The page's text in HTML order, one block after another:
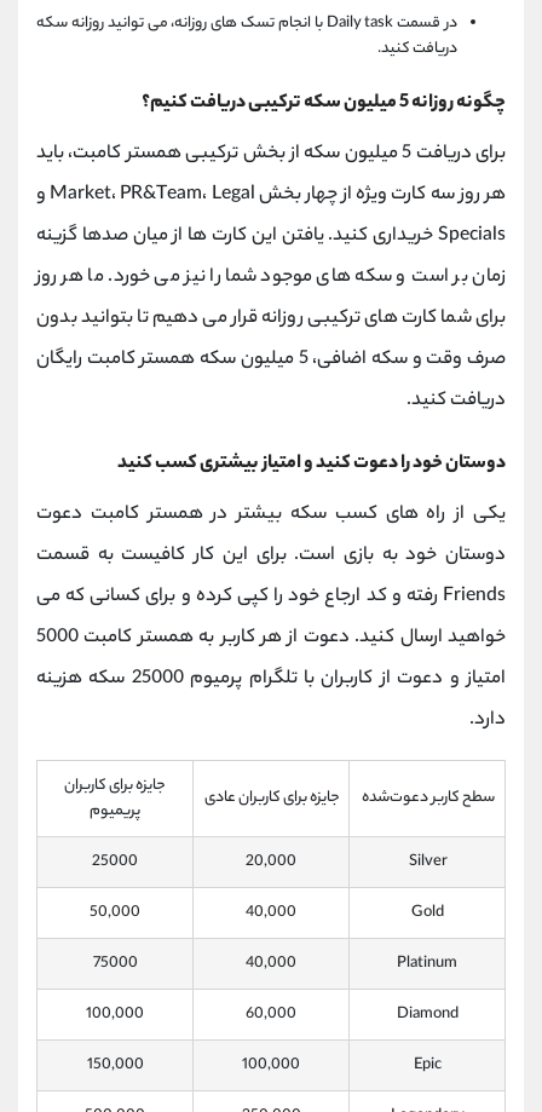
در قسمت Daily task با انجام تسک های روزانه، می توانید روزانه سکه
دریافت کنید.
چگونه روزانه 5 میلیون سکه ترکیبی دریافت کنیم؟
برای دریافت 5 میلیون سکه از بخش ترکیبی همستر کامبت، باید
هر روز سه کارت ویژه از چهار بخش Market، PR&Team، Legal و
Specials خریداری کنید. یافتن این کارت ها از میان صدها گزینه
زمان بر است و سکه های موجود شما را نیز می خورد. ما هر روز
برای شما کارت های ترکیبی روزانه قرار می دهیم تا بتوانید بدون
صرف وقت و سکه اضافی، 5 میلیون سکه همستر کامبت رایگان
دریافت کنید.
دوستان خود را دعوت کنید و امتیاز بیشتری کسب کنید
یکی از راه های کسب سکه بیشتر در همستر کامبت دعوت
دوستان خود به بازی است. برای این کار کافیست به قسمت
Friends رفته و کد ارجاع خود را کپی کرده و برای کسانی که می
خواهید ارسال کنید. دعوت از هر کاربر به همستر کامبت 5000
امتیاز و دعوت از کاربران با تلگرام پرمیوم 25000 سکه هزینه
دارد.
سطح کاربر دعوت‌شده جایزه برای کاربران عادی
جایزه برای کاربران
پریمیوم
Silver
20,000
25000
Gold
40,000
50,000
Platinum
40,000
75000
Diamond
60,000
100,000
Epic
100,000
150,000